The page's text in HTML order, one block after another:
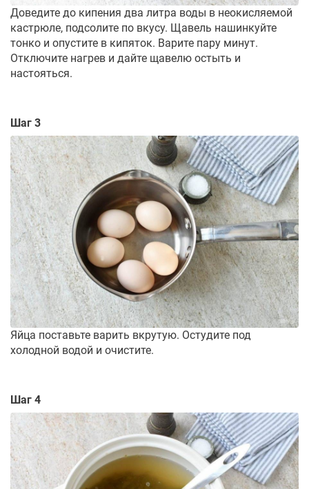
Доведите до кипения два литра воды в неокисляемой
кастрюле, подсолите по вкусу. Щавель нашинкуйте
тонко и опустите в кипяток. Варите пару минут.
Отключите нагрев и дайте щавелю остыть и
настояться.
Шаг 3
Яйца поставьте варить вкрутую. Остудите под
холодной водой и очистите.
Шаг 4